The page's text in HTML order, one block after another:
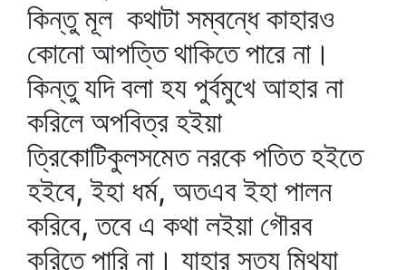
কিন্তু মূল কথাটা সম্বন্ধে কাহারও
কোনো আপত্তি থাকিতে পারে না।
কিন্তু যদি বলা হয পুর্বমুখে আহার না
করিলে অপবিত্র হইয়া
ত্রিকোটিকুলসমেত নরকে পতিত হইতে
হইবে, ইহা ধর্ম, অতএব ইহা পালন
করিবে, তবে এ কথা লইয়া গৌরব
করিতে পারি না। যাহার সত্য মিথ্যা